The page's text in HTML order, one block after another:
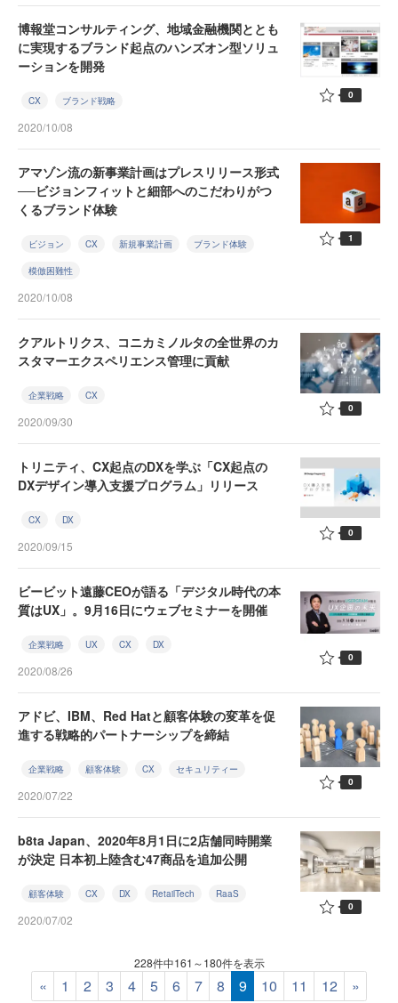
博報堂コンサルティング、地域金融機関ととも
に実現するブランド起点のハンズオン型ソリュ
ーションを開発
CX ブランド戦略
2020/10/08
0
アマゾン流の新事業計画はプレスリリース形式
──ビジョンフィットと細部へのこだわりがつ
くるブランド体験
ビジョン CX 新規事業計画 ブランド体験
模倣困難性
2020/10/08
1
クアルトリクス、コニカミノルタの全世界のカ
スタマーエクスペリエンス管理に貢献
企業戦略 CX
2020/09/30
0
トリニティ、CX起点のDXを学ぶ「CX起点の
DXデザイン導入支援プログラム」リリース
CX DX
2020/09/15
0
ビービット遠藤CEOが語る「デジタル時代の本
質はUX」。9月16日にウェブセミナーを開催
企業戦略 UX CX DX
2020/08/26
0
アドビ、IBM、Red Hatと顧客体験の変革を促
進する戦略的パートナーシップを締結
企業戦略 顧客体験 CX セキュリティー
2020/07/22
0
b8ta Japan、2020年8月1日に2店舗同時開業
が決定 日本初上陸含む47商品を追加公開
顧客体験 CX DX RetailTech RaaS
2020/07/02
0
228件中161～180件を表示
« 1 2 3 4 5 6 7 8 9 10 11 12 »